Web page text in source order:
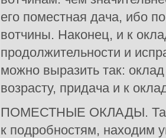
его поместная дача, ибо
вотчины. Наконец, и к
продолжительности и
можно выразить так:
возрасту, придача и к
ПОМЕСТНЫЕ ОКЛАДЫ.
к подробностям, находим